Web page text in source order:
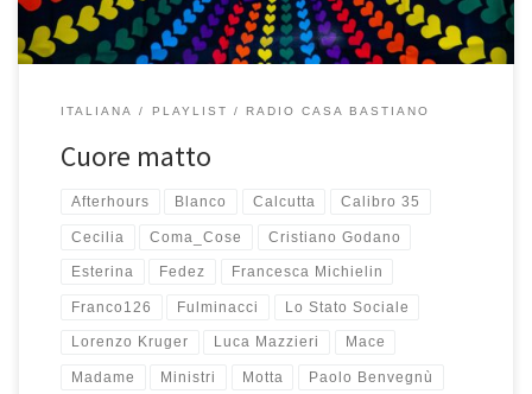
ITALIANA PLAYLIST RADIO CASA BASTIANO
Cuore matto
Afterhours Blanco Calcutta Calibro 35
Cecilia Coma_Cose Cristiano Godano
Esterina Fedez Francesca Michielin
Franco126 Fulminacci Lo Stato Sociale
Lorenzo Kruger Luca Mazzieri Mace
Madame Ministri Motta Paolo Benvegnù